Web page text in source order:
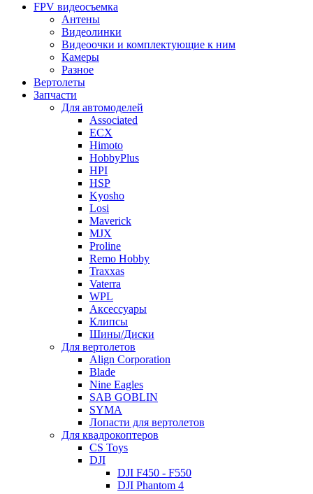
FPV видеосъемка
Антены
Видеолинки
Видеоочки и комплектующие к ним
Камеры
Разное
Вертолеты
Запчасти
Для автомоделей
Associated
ECX
Himoto
HobbyPlus
HPI
HSP
Kyosho
Losi
Maverick
MJX
Proline
Remo Hobby
Traxxas
Vaterra
WPL
Аксессуары
Клипсы
Шины/Диски
Для вертолетов
Align Corporation
Blade
Nine Eagles
SAB GOBLIN
SYMA
Лопасти для вертолетов
Для квадрокоптеров
CS Toys
DJI
DJI F450 - F550
DJI Phantom 4